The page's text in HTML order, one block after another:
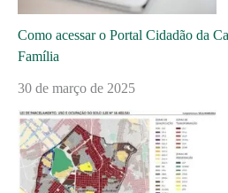
Como acessar o Portal Cidadão da
Família
30 de março de 2025